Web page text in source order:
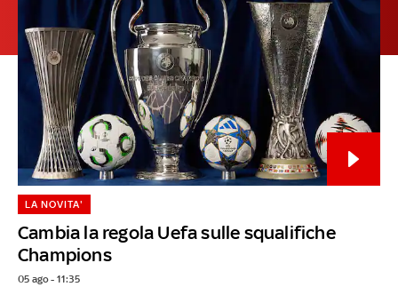
Cambia la regola Uefa sulle squalifiche
Champions
LA NOVITA'
05 ago - 11:35